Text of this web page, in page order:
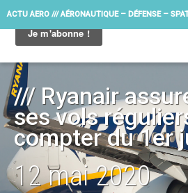
ACTU AERO /// AÉRONAUTIQUE – DÉFENSE –
/// Ryanair
ses vols
compter du 1er
12 mai 2020